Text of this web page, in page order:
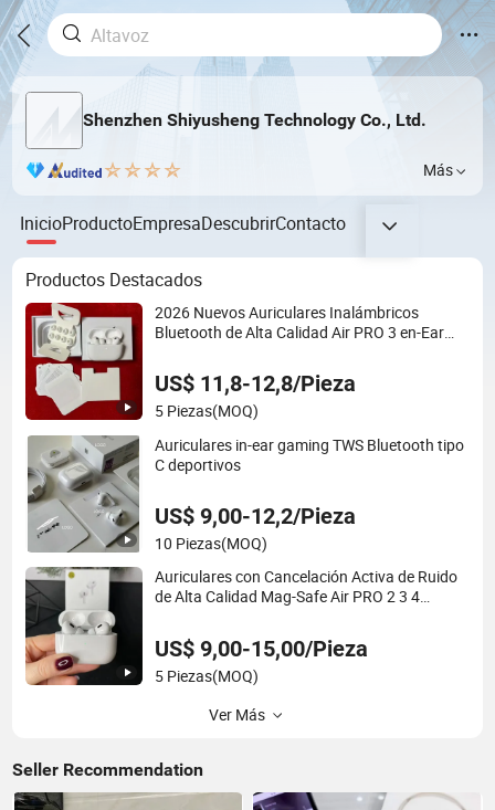
Shenzhen Shiyusheng Technology Co., Ltd.
Más
InicioProductoEmpresaDescubrirContacto
Productos Destacados
2026 Nuevos Auriculares Inalámbricos
Bluetooth de Alta Calidad Air PRO 3 en-Ear
US$ 11,8-12,8/Pieza
5 Piezas(MOQ)
Auriculares in-ear gaming TWS Bluetooth tipo
C deportivos
US$ 9,00-12,2/Pieza
10 Piezas(MOQ)
Auriculares con Cancelación Activa de Ruido
de Alta Calidad Mag-Safe Air PRO 2 3 4
Colores Materiales Auriculares
US$ 9,00-15,00/Pieza
5 Piezas(MOQ)
Ver Más
Seller Recommendation